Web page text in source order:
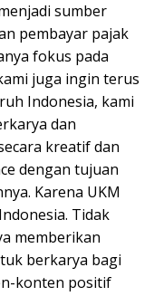
sumber
pembayar pajak
fokus pada
juga ingin terus
Indonesia, kami
dan
kreatif dan
dengan tujuan
Karena UKM
Tidak
memberikan
berkarya bagi
konten positif